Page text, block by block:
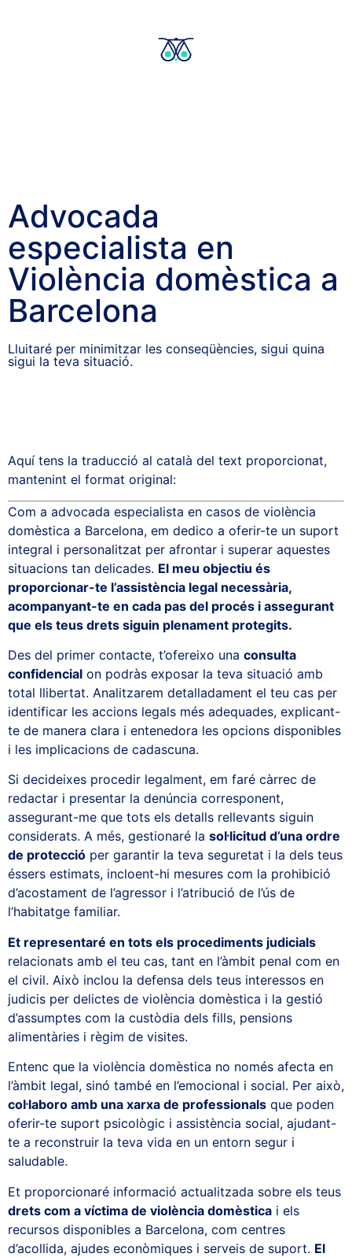
Advocada
especialista en
Violència domèstica a
Barcelona
Lluitaré per minimitzar les conseqüències, sigui quina
sigui la teva situació.
Aquí tens la traducció al català del text proporcionat,
mantenint el format original:
Com a advocada especialista en casos de violència
domèstica a Barcelona, em dedico a oferir-te un suport
integral i personalitzat per afrontar i superar aquestes
situacions tan delicades. El meu objectiu és
proporcionar-te l’assistència legal necessària,
acompanyant-te en cada pas del procés i assegurant
que els teus drets siguin plenament protegits.
Des del primer contacte, t’ofereixo una consulta
confidencial on podràs exposar la teva situació amb
total llibertat. Analitzarem detalladament el teu cas per
identificar les accions legals més adequades, explicant-
te de manera clara i entenedora les opcions disponibles
i les implicacions de cadascuna.
Si decideixes procedir legalment, em faré càrrec de
redactar i presentar la denúncia corresponent,
assegurant-me que tots els detalls rellevants siguin
considerats. A més, gestionaré la sol·licitud d’una ordre
de protecció per garantir la teva seguretat i la dels teus
éssers estimats, incloent-hi mesures com la prohibició
d’acostament de l’agressor i l’atribució de l’ús de
l’habitatge familiar.
Et representaré en tots els procediments judicials
relacionats amb el teu cas, tant en l’àmbit penal com en
el civil. Això inclou la defensa dels teus interessos en
judicis per delictes de violència domèstica i la gestió
d’assumptes com la custòdia dels fills, pensions
alimentàries i règim de visites.
Entenc que la violència domèstica no només afecta en
l’àmbit legal, sinó també en l’emocional i social. Per això,
col·laboro amb una xarxa de professionals que poden
oferir-te suport psicològic i assistència social, ajudant-
te a reconstruir la teva vida en un entorn segur i
saludable.
Et proporcionaré informació actualitzada sobre els teus
drets com a víctima de violència domèstica i els
recursos disponibles a Barcelona, com centres
d’acollida, ajudes econòmiques i serveis de suport. El